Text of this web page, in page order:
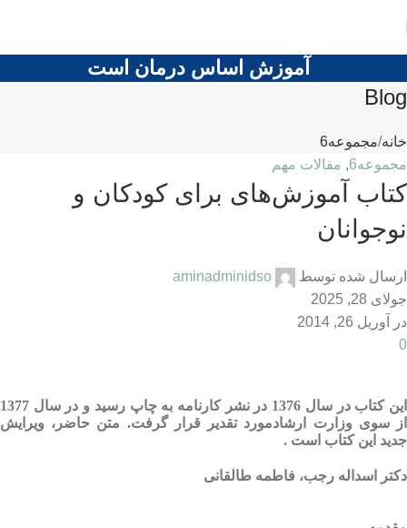
آموزش اساس درمان است
Blog
خانه مجموعه6
مجموعه6
, مقالات مهم
كتاب آموزش‌های برای كودكان و
نوجوانان
ارسال شده توسط
aminadminidso
جولای 28, 2025
در آوریل 26, 2014
0
این کتاب در سال 1376 در نشر کارنامه به چاپ رسید و در سال 1377
از سوی وزارت ارشادمورد تقدیر قرار گرفت. متن حاضر، ویرایش
جدید این کتاب است .
دکتر اسداله رجب، فاطمه طالقانی